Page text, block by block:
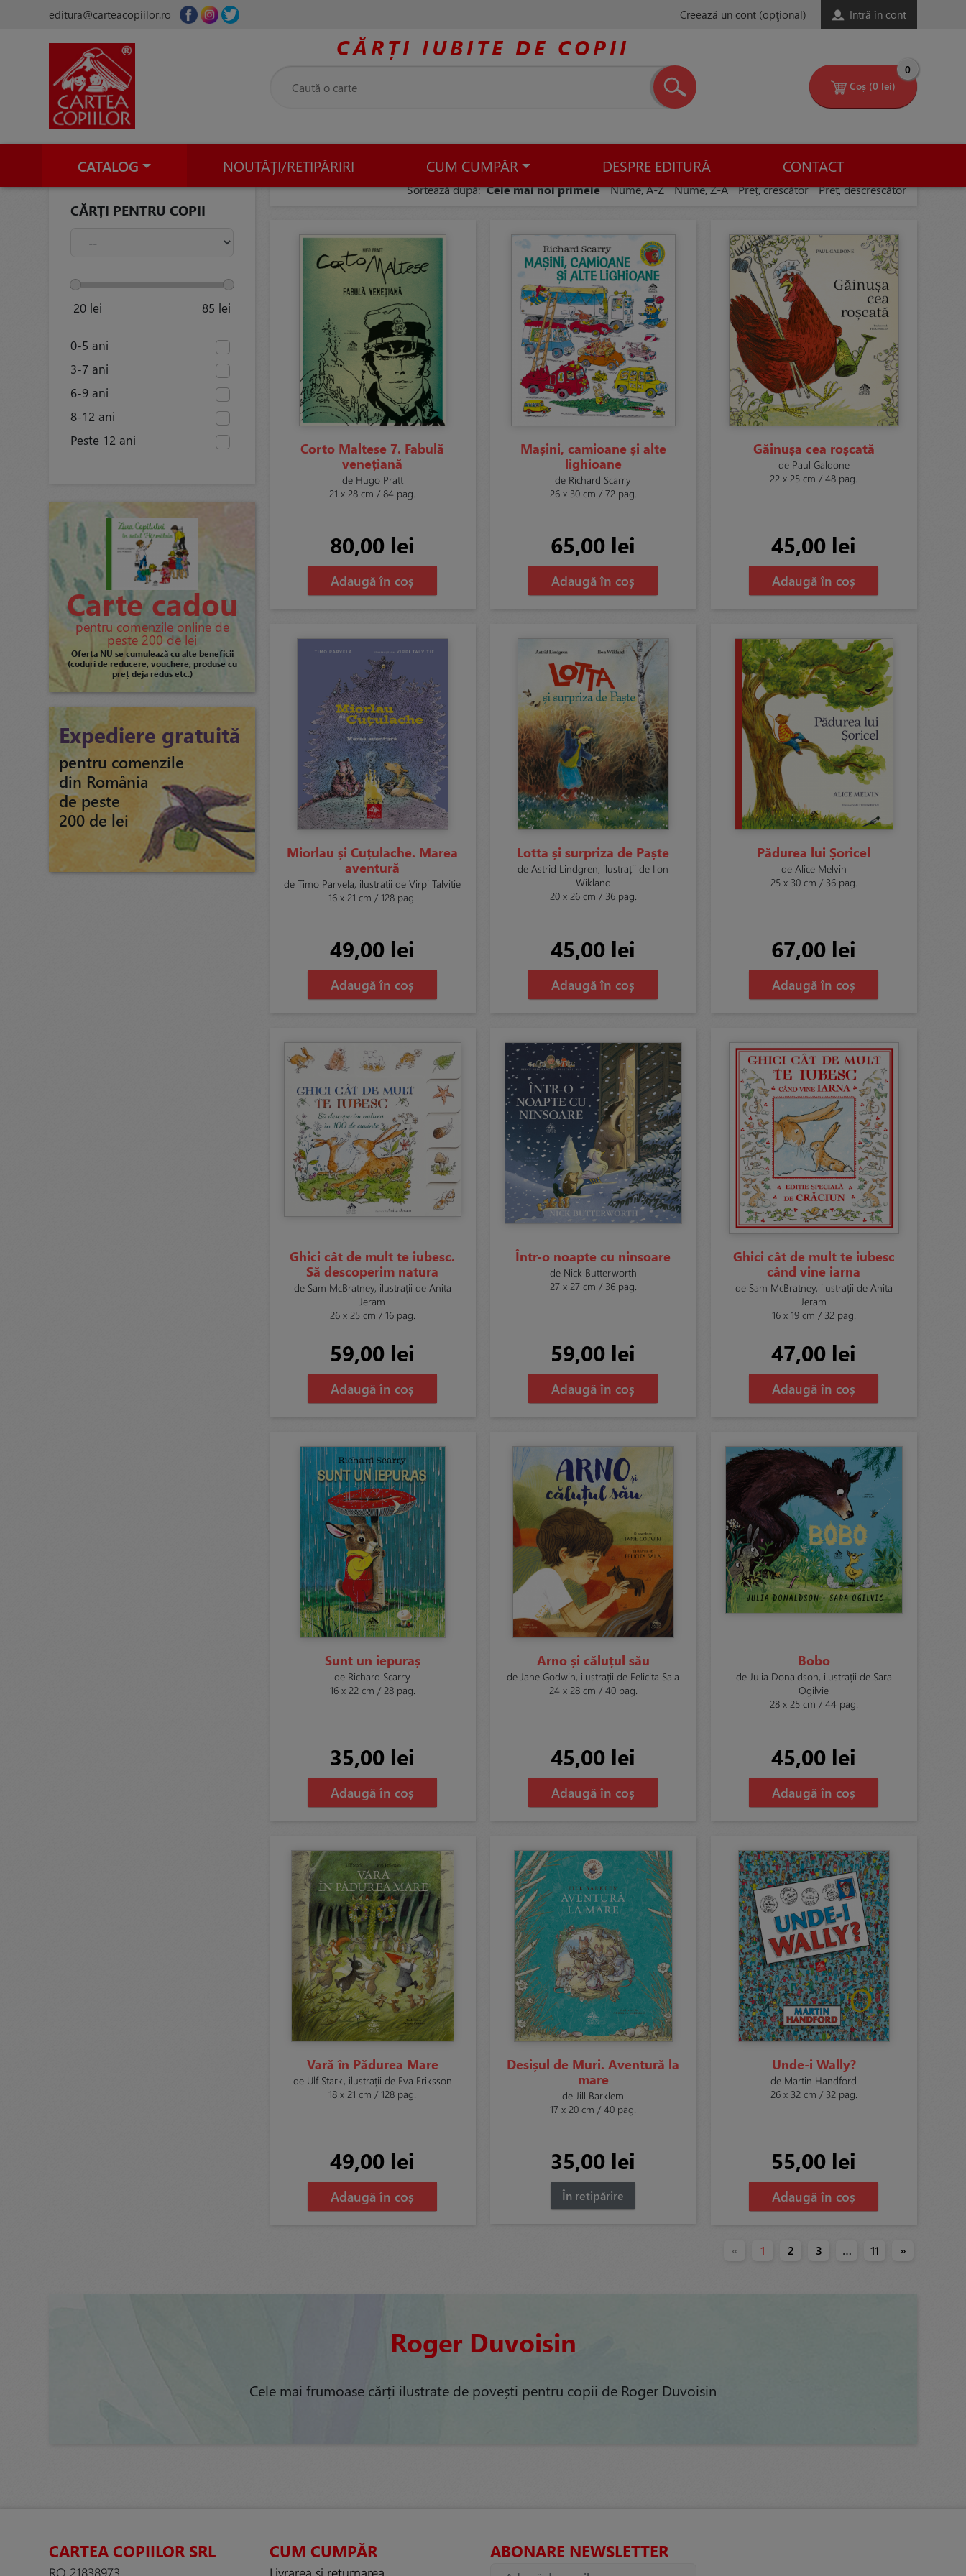
editura@carteacopiilor.ro Creează un cont (opţional) Intră în cont
CĂRȚI IUBITE DE COPII
Coș (0 lei)
0
CATALOG NOUTĂȚI/RETIPĂRIRI CUM CUMPĂR DESPRE EDITURĂ CONTACT
CĂRȚI PENTRU COPII
20 lei 85 lei
0-5 ani
3-7 ani
6-9 ani
8-12 ani
Peste 12 ani
Carte cadou
pentru comenzile online de
peste 200 de lei
Oferta NU se cumulează cu alte beneficii
(coduri de reducere, vouchere, produse cu
preț deja redus etc.)
Expediere gratuită
pentru comenzile
din România
de peste
200 de lei
Sortează după: Cele mai noi primele Nume, A-Z Nume, Z-A Preț, crescător Preț, descrescător
Corto Maltese 7. Fabulă
venețiană
de Hugo Pratt
21 x 28 cm / 84 pag.
80,00 lei
Adaugă în coș
Mașini, camioane și alte
lighioane
de Richard Scarry
26 x 30 cm / 72 pag.
65,00 lei
Adaugă în coș
Găinușa cea roșcată
de Paul Galdone
22 x 25 cm / 48 pag.
45,00 lei
Adaugă în coș
Miorlau și Cuțulache. Marea
aventură
de Timo Parvela, ilustrații de Virpi Talvitie
16 x 21 cm / 128 pag.
49,00 lei
Adaugă în coș
Lotta și surpriza de Paște
de Astrid Lindgren, ilustrații de Ilon
Wikland
20 x 26 cm / 36 pag.
45,00 lei
Adaugă în coș
Pădurea lui Șoricel
de Alice Melvin
25 x 30 cm / 36 pag.
67,00 lei
Adaugă în coș
Ghici cât de mult te iubesc.
Să descoperim natura
de Sam McBratney, ilustrații de Anita
Jeram
26 x 25 cm / 16 pag.
59,00 lei
Adaugă în coș
Într-o noapte cu ninsoare
de Nick Butterworth
27 x 27 cm / 36 pag.
59,00 lei
Adaugă în coș
Ghici cât de mult te iubesc
când vine iarna
de Sam McBratney, ilustrații de Anita
Jeram
16 x 19 cm / 32 pag.
47,00 lei
Adaugă în coș
Sunt un iepuraș
de Richard Scarry
16 x 22 cm / 28 pag.
35,00 lei
Adaugă în coș
Arno și căluțul său
de Jane Godwin, ilustrații de Felicita Sala
24 x 28 cm / 40 pag.
45,00 lei
Adaugă în coș
Bobo
de Julia Donaldson, ilustrații de Sara
Ogilvie
28 x 25 cm / 44 pag.
45,00 lei
Adaugă în coș
Vară în Pădurea Mare
de Ulf Stark, ilustrații de Eva Eriksson
18 x 21 cm / 128 pag.
49,00 lei
Adaugă în coș
Desișul de Muri. Aventură la
mare
de Jill Barklem
17 x 20 cm / 40 pag.
35,00 lei
În retipărire
Unde-i Wally?
de Martin Handford
26 x 32 cm / 32 pag.
55,00 lei
Adaugă în coș
« 1 2 3 … 11 »
Roger Duvoisin
Cele mai frumoase cărți ilustrate de povești pentru copii de Roger Duvoisin
CARTEA COPIILOR SRL
RO 21838973
CUM CUMPĂR
Livrarea și returnarea
ABONARE NEWSLETTER